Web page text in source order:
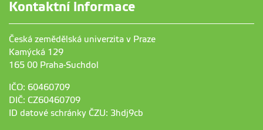
Kontaktní informace
Česká zemědělská univerzita v Praze
Kamýcká 129
165 00 Praha-Suchdol
IČO: 60460709
DIČ: CZ60460709
ID datové schránky ČZU: 3hdj9cb